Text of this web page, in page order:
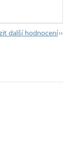
další hodnocení